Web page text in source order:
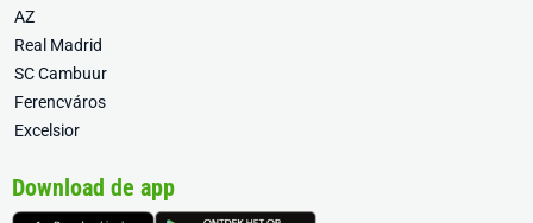
AZ
Real Madrid
SC Cambuur
Ferencváros
Excelsior
Download de app